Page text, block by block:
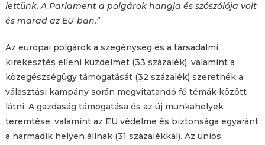
lettünk. A Parlament a polgárok hangja és szószólója volt
és marad az EU-ban.”
Az európai polgárok a szegénység és a társadalmi
kirekesztés elleni küzdelmet (33 százalék), valamint a
közegészségügy támogatását (32 százalék) szeretnék a
választási kampány során megvitatandó fő témák között
látni. A gazdaság támogatása és az új munkahelyek
teremtése, valamint az EU védelme és biztonsága egyaránt
a harmadik helyen állnak (31 százalékkal). Az uniós